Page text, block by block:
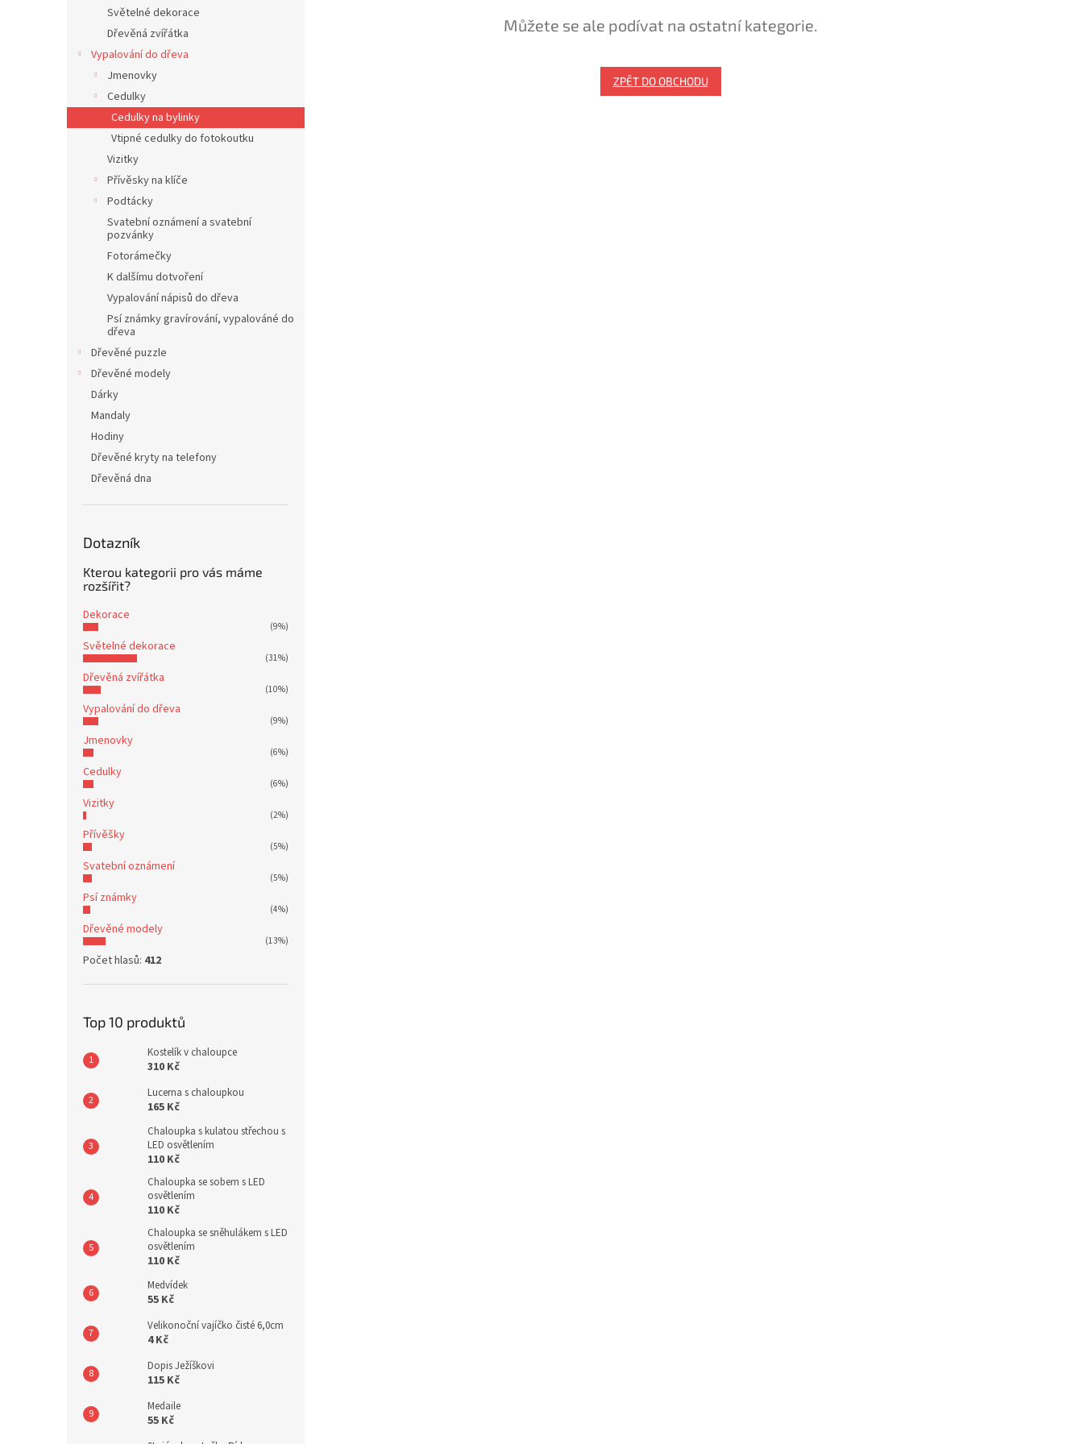
Světelné dekorace
Dřevěná zvířátka
Vypalování do dřeva
Jmenovky
Cedulky
Cedulky na bylinky
Vtipné cedulky do fotokoutku
Vizitky
Přívěsky na klíče
Podtácky
Svatební oznámení a svatební
pozvánky
Fotorámečky
K dalšímu dotvoření
Vypalování nápisů do dřeva
Psí známky gravírování, vypalováné do
dřeva
Dřevěné puzzle
Dřevěné modely
Dárky
Mandaly
Hodiny
Dřevěné kryty na telefony
Dřevěná dna
Dotazník
Kterou kategorii pro vás máme
rozšířit?
Dekorace
(9%)
Světelné dekorace
(31%)
Dřevěná zvířátka
(10%)
Vypalování do dřeva
(9%)
Jmenovky
(6%)
Cedulky
(6%)
Vizitky
(2%)
Přívěšky
(5%)
Svatební oznámení
(5%)
Psí známky
(4%)
Dřevěné modely
(13%)
Počet hlasů: 412
Top 10 produktů
Kostelík v chaloupce
310 Kč
Lucerna s chaloupkou
165 Kč
Chaloupka s kulatou střechou s
LED osvětlením
110 Kč
Chaloupka se sobem s LED
osvětlením
110 Kč
Chaloupka se sněhulákem s LED
osvětlením
110 Kč
Medvídek
55 Kč
Velikonoční vajíčko čisté 6,0cm
4 Kč
Dopis Ježíškovi
115 Kč
Medaile
55 Kč
Můžete se ale podívat na ostatní kategorie.
ZPĚT DO OBCHODU